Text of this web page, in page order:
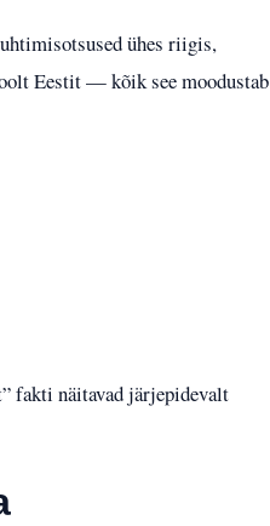
ühes riigis,
Eestit — kõik see moodustab
fakti näitavad järjepidevalt